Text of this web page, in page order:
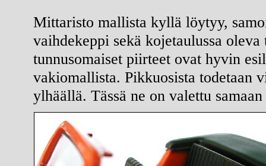
Mittaristo mallista kyllä löytyy,
vaihdekeppi sekä kojetaulussa
tunnusomaiset piirteet ovat hyvin
vakiomallista. Pikkuosista todetaan
ylhäällä. Tässä ne on valettu